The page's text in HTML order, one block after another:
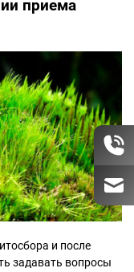
приема
и после
задавать вопросы